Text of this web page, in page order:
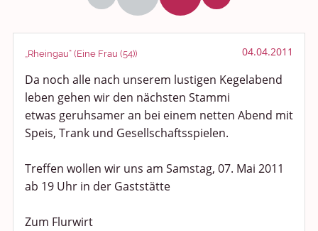
Politik und Weltgeschehen
Smalltalk
Persönliches
Treffen und Stammtische
Gesundheit & Wellness
Sport & Freizeit
„Rheingau“ (Eine Frau (54)) 04.04.2011
Da noch alle nach unserem lustigen Kegelabend
leben gehen wir den nächsten Stammi
etwas geruhsamer an bei einem netten Abend mit
Speis, Trank und Gesellschaftsspielen.
Treffen wollen wir uns am Samstag, 07. Mai 2011
ab 19 Uhr in der Gaststätte
Zum Flurwirt